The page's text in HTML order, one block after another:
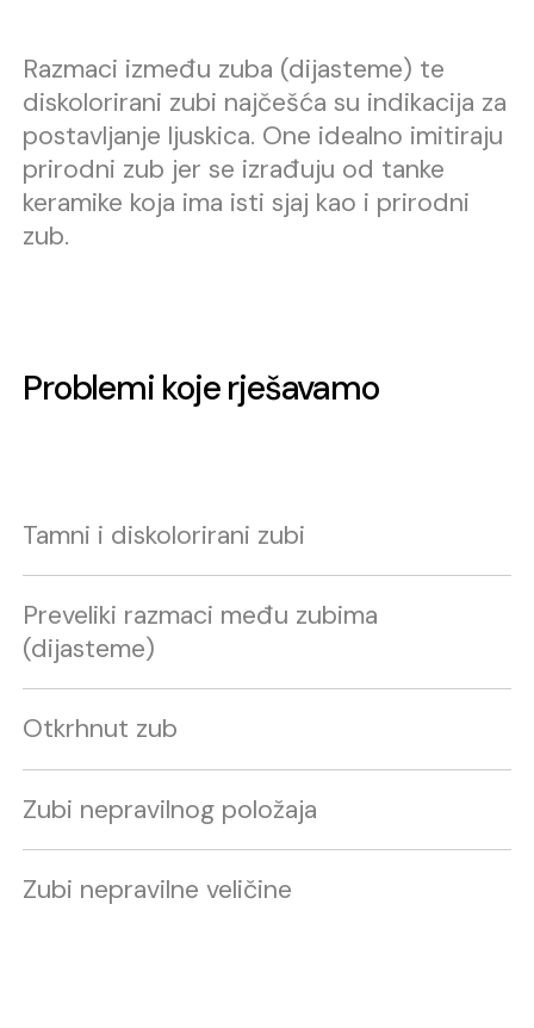
Prvi korak je besplatan prvi
pregled i konzultacije s
doktorom. Na pregledu
radimo dijagnostički snimak
ispuna.
Razmaci između zuba (dijasteme) te
diskolorirani zubi najčešća su indikacija za
postavljanje ljuskica. One idealno imitiraju
prirodni zub jer se izrađuju od tanke
keramike koja ima isti sjaj kao i prirodni
zub.
Problemi koje rješavamo
Tamni i diskolorirani zubi
Preveliki razmaci među zubima
(dijasteme)
Otkrhnut zub
Zubi nepravilnog položaja
Zubi nepravilne veličine